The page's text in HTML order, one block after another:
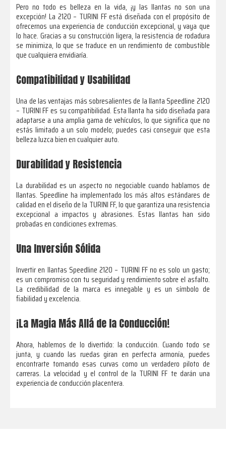
Pero no todo es belleza en la vida, ¡y las llantas no son una
excepción! La 2120 – TURINI FF está diseñada con el propósito de
ofrecernos una experiencia de conducción excepcional, y vaya que
lo hace. Gracias a su construcción ligera, la resistencia de rodadura
se minimiza, lo que se traduce en un rendimiento de combustible
que cualquiera envidiaría.
Compatibilidad y Usabilidad
Una de las ventajas más sobresalientes de la llanta Speedline 2120
– TURINI FF es su compatibilidad. Esta llanta ha sido diseñada para
adaptarse a una amplia gama de vehículos, lo que significa que no
estás limitado a un solo modelo; puedes casi conseguir que esta
belleza luzca bien en cualquier auto.
Durabilidad y Resistencia
La durabilidad es un aspecto no negociable cuando hablamos de
llantas. Speedline ha implementado los más altos estándares de
calidad en el diseño de la TURINI FF, lo que garantiza una resistencia
excepcional a impactos y abrasiones. Estas llantas han sido
probadas en condiciones extremas.
Una Inversión Sólida
Invertir en llantas Speedline 2120 – TURINI FF no es solo un gasto;
es un compromiso con tu seguridad y rendimiento sobre el asfalto.
La credibilidad de la marca es innegable y es un símbolo de
fiabilidad y excelencia.
¡La Magia Más Allá de la Conducción!
Ahora, hablemos de lo divertido: la conducción. Cuando todo se
junta, y cuando las ruedas giran en perfecta armonía, puedes
encontrarte tomando esas curvas como un verdadero piloto de
carreras. La velocidad y el control de la TURINI FF te darán una
experiencia de conducción placentera.